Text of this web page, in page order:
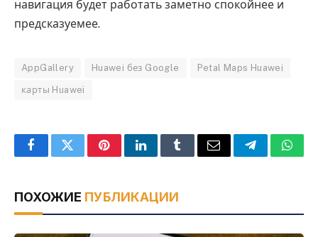
навигация будет работать заметно спокойнее и
предсказуемее.
AppGallery Huawei без Google Petal Maps Huawei
карты Huawei
FacebookTwitterPinterestLinkedInTumblrEmail Telegram
ПОХОЖИЕ ПУБЛИКАЦИИ